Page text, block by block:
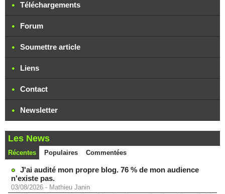
Téléchargements
Forum
Soumettre article
Liens
Contact
Newsletter
Les News
Récentes Populaires Commentées
J'ai audité mon propre blog. 76 % de mon audience
n'existe pas.
03/08/2026 - Mathieu Janin